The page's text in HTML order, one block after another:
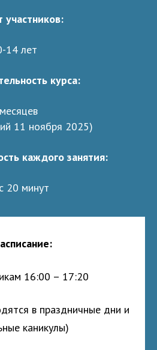
участников:
14 лет
курса:
11 ноября 2025)
каждого занятия:
20 минут
16:00 – 17:20
в праздничные дни и
каникулы)